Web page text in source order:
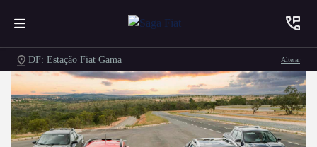
DF: Estação Fiat Gama Alterar